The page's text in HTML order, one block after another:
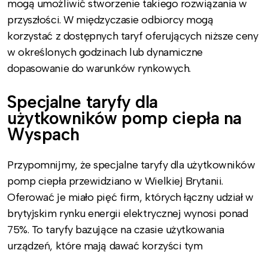
mogą umożliwić stworzenie takiego rozwiązania w
przyszłości. W międzyczasie odbiorcy mogą
korzystać z dostępnych taryf oferujących niższe ceny
w określonych godzinach lub dynamiczne
dopasowanie do warunków rynkowych.
Specjalne taryfy dla
użytkowników pomp ciepła na
Wyspach
Przypomnijmy, że specjalne taryfy dla użytkowników
pomp ciepła przewidziano w Wielkiej Brytanii.
Oferować je miało pięć firm, których łączny udział w
brytyjskim rynku energii elektrycznej wynosi ponad
75%. To taryfy bazujące na czasie użytkowania
urządzeń, które mają dawać korzyści tym